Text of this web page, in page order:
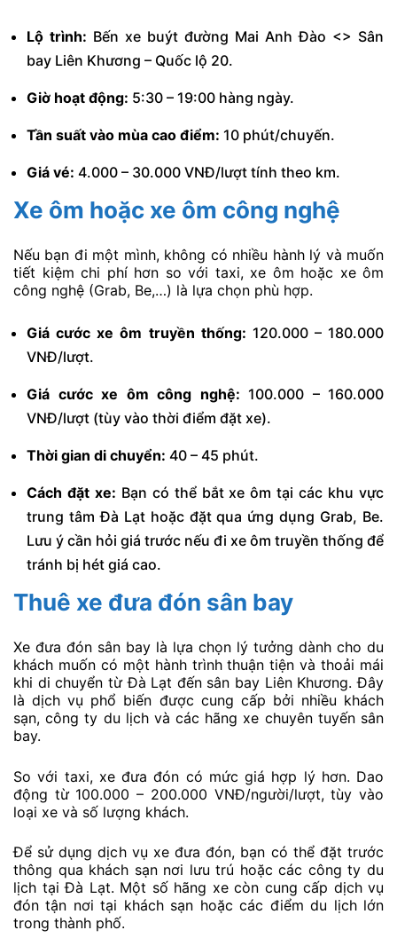
Lộ trình: Bến xe buýt đường Mai Anh Đào <> Sân
bay Liên Khương – Quốc lộ 20.
Giờ hoạt động: 5:30 – 19:00 hàng ngày.
Tần suất vào mùa cao điểm: 10 phút/chuyến.
Giá vé: 4.000 – 30.000 VNĐ/lượt tính theo km.
Xe ôm hoặc xe ôm công nghệ
Nếu bạn đi một mình, không có nhiều hành lý và muốn
tiết kiệm chi phí hơn so với taxi, xe ôm hoặc xe ôm
công nghệ (Grab, Be,…) là lựa chọn phù hợp.
Giá cước xe ôm truyền thống: 120.000 – 180.000
VNĐ/lượt.
Giá cước xe ôm công nghệ: 100.000 – 160.000
VNĐ/lượt (tùy vào thời điểm đặt xe).
Thời gian di chuyển: 40 – 45 phút.
Cách đặt xe: Bạn có thể bắt xe ôm tại các khu vực
trung tâm Đà Lạt hoặc đặt qua ứng dụng Grab, Be.
Lưu ý cần hỏi giá trước nếu đi xe ôm truyền thống để
tránh bị hét giá cao.
Thuê xe đưa đón sân bay
Xe đưa đón sân bay là lựa chọn lý tưởng dành cho du
khách muốn có một hành trình thuận tiện và thoải mái
khi di chuyển từ Đà Lạt đến sân bay Liên Khương. Đây
là dịch vụ phổ biến được cung cấp bởi nhiều khách
sạn, công ty du lịch và các hãng xe chuyên tuyến sân
bay.
So với taxi, xe đưa đón có mức giá hợp lý hơn. Dao
động từ 100.000 – 200.000 VNĐ/người/lượt, tùy vào
loại xe và số lượng khách.
Để sử dụng dịch vụ xe đưa đón, bạn có thể đặt trước
thông qua khách sạn nơi lưu trú hoặc các công ty du
lịch tại Đà Lạt. Một số hãng xe còn cung cấp dịch vụ
đón tận nơi tại khách sạn hoặc các điểm du lịch lớn
trong thành phố.